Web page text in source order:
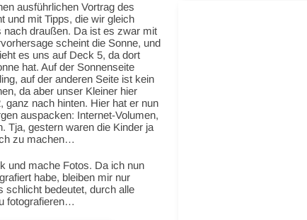
ausführlichen Vortrag des
und mit Tipps, die wir gleich
draußen. Da ist es zwar mit
scheint die Sonne, und
es uns auf Deck 5, da dort
hat. Auf der Sonnenseite
auf der anderen Seite ist kein
da aber unser Kleiner hier
nach hinten. Hier hat er nun
auspacken: Internet-Volumen,
Tja, gestern waren die Kinder ja
zu machen…
und mache Fotos. Da ich nun
habe, bleiben mir nur
schlicht bedeutet, durch alle
fotografieren…